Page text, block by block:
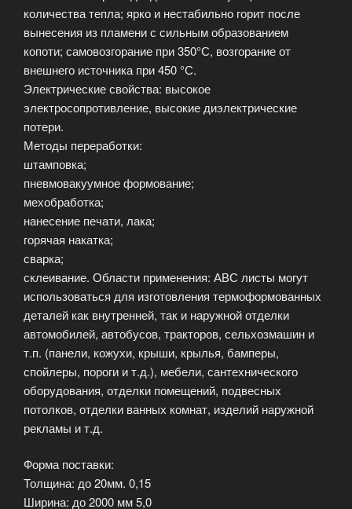
количества тепла; ярко и нестабильно горит после
вынесения из пламени с сильным образованием
копоти; самовозгорание при 350°С, возгорание от
внешнего источника при 450 °С.
Электрические свойства: высокое
электросопротивление, высокие диэлектрические
потери.
Методы переработки:
штамповка;
пневмовакуумное формование;
мехобработка;
нанесение печати, лака;
горячая накатка;
сварка;
склеивание. Области применения: АВС листы могут
использоваться для изготовления термоформованных
деталей как внутренней, так и наружной отделки
автомобилей, автобусов, тракторов, сельхозмашин и
т.п. (панели, кожухи, крыши, крылья, бамперы,
спойлеры, пороги и т.д.), мебели, сантехнического
оборудования, отделки помещений, подвесных
потолков, отделки ванных комнат, изделий наружной
рекламы и т.д.
Форма поставки:
Толщина: до 20мм. 0,15
Ширина: до 2000 мм 5,0